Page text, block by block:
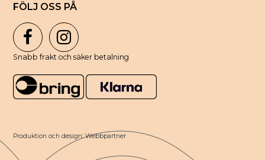
FÖLJ OSS PÅ
Snabb frakt och säker betalning
Produktion och design: Webbpartner